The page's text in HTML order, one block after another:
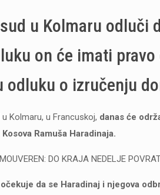
u Kolmaru odluči
on će imati
odluku o izručenju
Kolmaru, u Francuskoj, danas će
Ramuša Haradinaja.
DO KRAJA NEDELJE
da se Haradinaj i njegova